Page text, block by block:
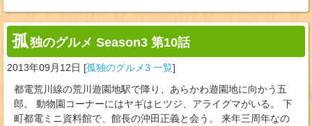
孤独のグルメ Season3 第10話
2013年09月12日 [孤独のグルメ3 一覧]
都電荒川線の荒川遊園地駅で降り、あらかわ遊園地に向かう五
郎。 動物園コーナーにはヤギはヒツジ、アライグマがいる。 下
町都電ミニ資料館で、館長の沖田正義と会う。 来年三周年なの